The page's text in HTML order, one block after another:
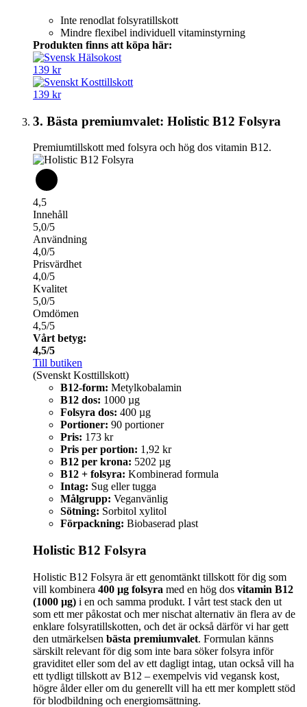
Inte renodlat folsyratillskott
Mindre flexibel individuell vitaminstyrning
Produkten finns att köpa här:
139 kr
139 kr
3. Bästa premiumvalet: Holistic B12 Folsyra
Premiumtillskott med folsyra och hög dos vitamin B12.
4,5
Innehåll
5,0/5
Användning
4,0/5
Prisvärdhet
4,0/5
Kvalitet
5,0/5
Omdömen
4,5/5
Vårt betyg:
4,5/5
Till butiken
(Svenskt Kosttillskott)
B12-form: Metylkobalamin
B12 dos: 1000 µg
Folsyra dos: 400 µg
Portioner: 90 portioner
Pris: 173 kr
Pris per portion: 1,92 kr
B12 per krona: 5202 µg
B12 + folsyra: Kombinerad formula
Intag: Sug eller tugga
Målgrupp: Veganvänlig
Sötning: Sorbitol xylitol
Förpackning: Biobaserad plast
Holistic B12 Folsyra
Holistic B12 Folsyra är ett genomtänkt tillskott för dig som
vill kombinera 400 µg folsyra med en hög dos vitamin B12
(1000 µg) i en och samma produkt. I vårt test stack den ut
som ett mer påkostat och mer nischat alternativ än flera av de
enklare folsyratillskotten, och det är också därför vi har gett
den utmärkelsen bästa premiumvalet. Formulan känns
särskilt relevant för dig som inte bara söker folsyra inför
graviditet eller som del av ett dagligt intag, utan också vill ha
ett tydligt tillskott av B12 – exempelvis vid vegansk kost,
högre ålder eller om du generellt vill ha ett mer komplett stöd
för blodbildning och energiomsättning.